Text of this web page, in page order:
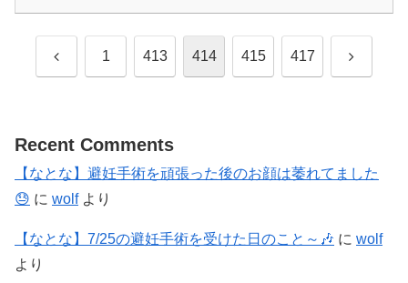
前 1 413 414 415 417 次
Recent Comments
【なとな】避妊手術を頑張った後のお顔は萎れてました
😓 に wolfより
【なとな】7/25の避妊手術を受けた日のこと～🎶 に wolf
より